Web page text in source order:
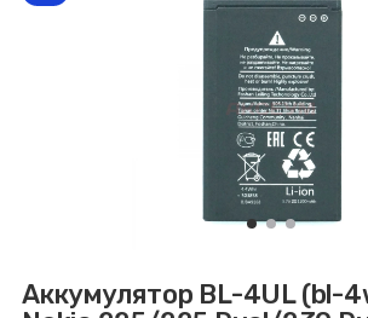
Аккумулятор BL-4UL (bl-